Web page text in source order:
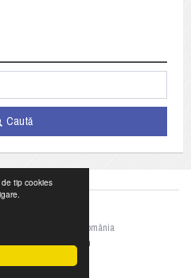
tip cookies
Caută
de Qigong din România
office@qilingong.com